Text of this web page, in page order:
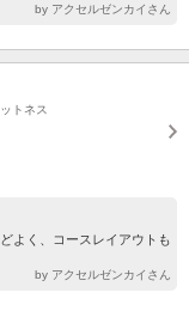
by アクセルゼンカイさん
トネス
よく、コースレイアウトも
by アクセルゼンカイさん